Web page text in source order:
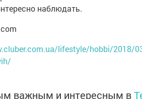
наблюдать.
lifestyle/hobbi/2018/
важным и интересным в